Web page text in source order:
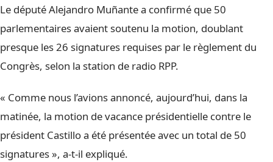
Le député Alejandro Muñante a confirmé que 50
parlementaires avaient soutenu la motion, doublant
presque les 26 signatures requises par le règlement du
Congrès, selon la station de radio RPP.
« Comme nous l’avions annoncé, aujourd’hui, dans la
matinée, la motion de vacance présidentielle contre le
président Castillo a été présentée avec un total de 50
signatures », a-t-il expliqué.